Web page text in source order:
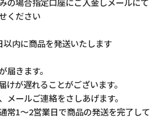
ください
内に商品を発送いたします
届きます。
けが遅れることがございます。
メールご連絡をさしあげます。
常1～2営業日で商品の発送を完了して